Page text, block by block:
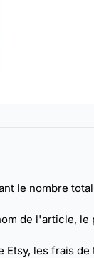
le nombre
de l'article,
les frais